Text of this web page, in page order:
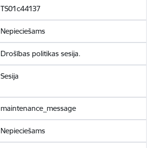
TS01c44137
Nepieciešams
Drošības politikas sesija.
Sesija
maintenance_message
Nepieciešams